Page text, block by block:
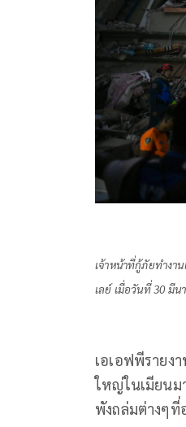
เจ้าหน้าที่กู้ภัยทำงา
เลย์ เมื่อวันที่ 30 มีน
เอเอฟพีรายง
ใหญ่ในเมียนม
พังถล่มต่างๆที่